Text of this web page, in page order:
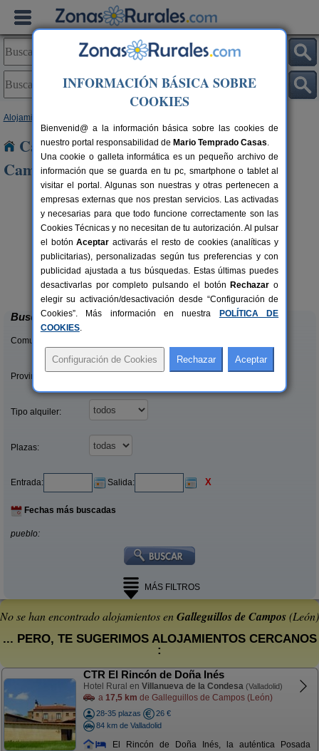
Alojamientos
Casas Rurales cerca de Galleguillos de
Campos
8+1 pers.
desde27 €
Complejo Rural Aguas Frías
La Omañuela (León)
Buscar
Comunidades:
Provincias/Islas:
Tipo alquiler:
Plazas:
Entrada: Salida: X
Fechas más buscadas
pueblo:
MÁS FILTROS
No se han encontrado alojamientos enGalleguillos de Campos(León)
... PERO, TE SUGERIMOS ALOJAMIENTOS CERCANOS
:
CTR El Rincón de Doña Inés
Hotel Rural en Villanueva de la Condesa (Valladolid)
a 17,5 km de Galleguillos de Campos (León)
28-35 plazas
26 €
84 km de Valladolid
El Rincón de Doña Inés, la auténtica Posada
INFORMACIÓN BÁSICA SOBRE
COOKIES
Bienvenid@ a la información básica sobre las cookies de
nuestro portal responsabilidad de Mario Temprado Casas.
Una cookie o galleta informática es un pequeño archivo de
información que se guarda en tu pc, smartphone o tablet al
visitar el portal. Algunas son nuestras y otras pertenecen a
empresas externas que nos prestan servicios. Las activadas
y necesarias para que todo funcione correctamente son las
Cookies Técnicas y no necesitan de tu autorización. Al pulsar
el botónAceptar activarás el resto de cookies (analíticas y
publicitarias), personalizadas según tus preferencias y con
publicidad ajustada a tus búsquedas. Estas últimas puedes
desactivarlas por completo pulsando el botón Rechazar o
elegir su activación/desactivación desde “Configuración de
Cookies”. Más información en nuestra
POLÍTICA DE
COOKIES.